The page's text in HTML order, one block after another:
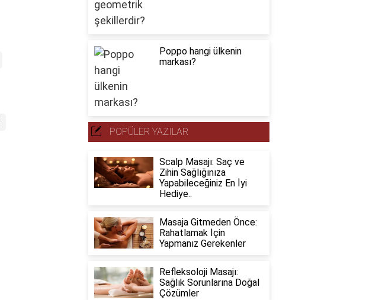
Poppo hangi ülkenin
markası?
POPÜLER YAZILAR
Scalp Masajı: Saç ve
Zihin Sağlığınıza
Yapabileceğiniz En İyi
Hediye..
Masaja Gitmeden Önce:
Rahatlamak İçin
Yapmanız Gerekenler
Refleksoloji Masajı:
Sağlık Sorunlarına Doğal
Çözümler